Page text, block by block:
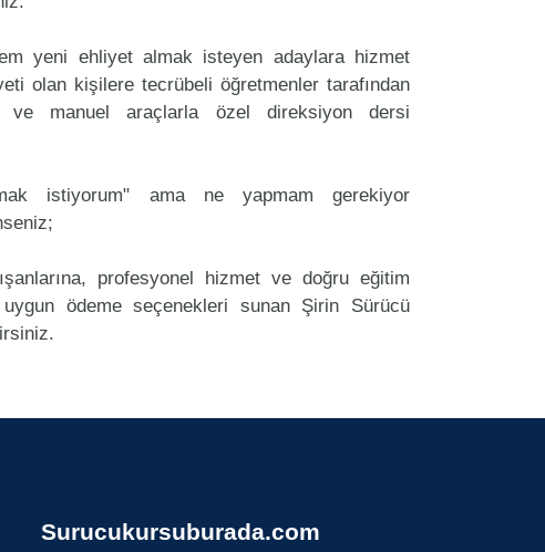
yeni ehliyet almak isteyen adaylara hizmet
olan kişilere tecrübeli öğretmenler tarafından
ve manuel araçlarla özel direksiyon dersi
istiyorum" ama ne yapmam gerekiyor
profesyonel hizmet ve doğru eğitim
ödeme seçenekleri sunan Şirin Sürücü
Surucukursuburada.com